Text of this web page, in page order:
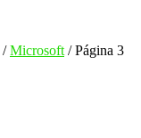
/Microsoft /Página 3